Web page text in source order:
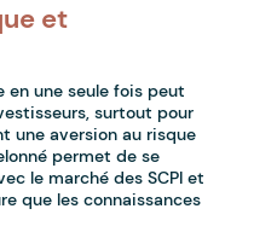
et
une seule fois peut
surtout pour
une aversion au risque
permet de se
le marché des SCPI et
que les connaissances